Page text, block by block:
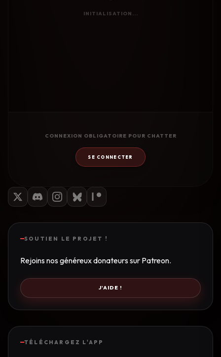
INITIALISATION...
CONNEXION OBLIGATOIRE POUR CHATTER
SE CONNECTER
SOUTIEN LE PROJET !
Rejoins nos généreux donateurs sur Patreon.
J'AIDE !
TÉLÉCHARGEZ L'APP